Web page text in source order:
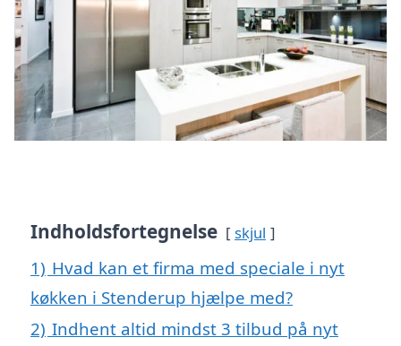
Indholdsfortegnelse skjul
1) Hvad kan et firma med speciale i nyt
køkken i Stenderup hjælpe med?
2) Indhent altid mindst 3 tilbud på nyt